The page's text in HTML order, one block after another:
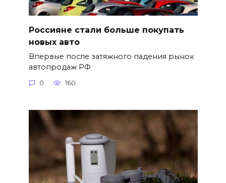
Россияне стали больше покупать
новых авто
Впервые после затяжного падения рынок
автопродаж РФ
0 160